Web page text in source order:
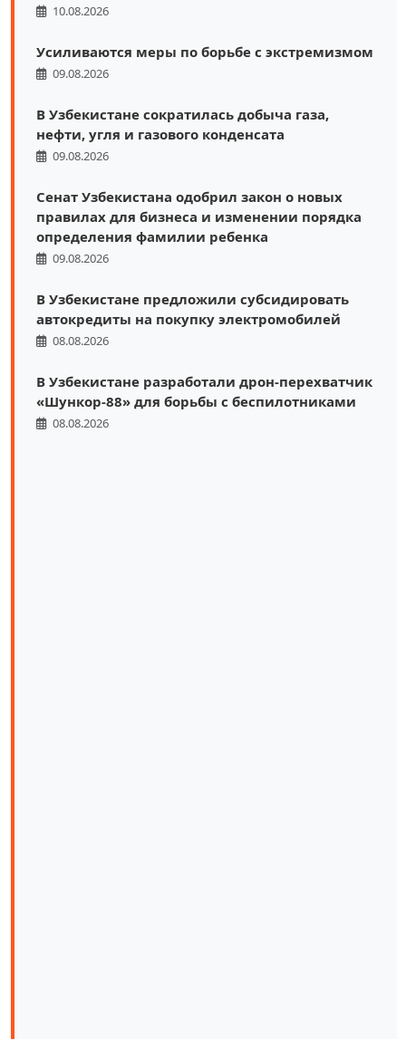
10.08.2026
Усиливаются меры по борьбе с экстремизмом
09.08.2026
В Узбекистане сократилась добыча газа,
нефти, угля и газового конденсата
09.08.2026
Сенат Узбекистана одобрил закон о новых
правилах для бизнеса и изменении порядка
определения фамилии ребенка
09.08.2026
В Узбекистане предложили субсидировать
автокредиты на покупку электромобилей
08.08.2026
В Узбекистане разработали дрон-перехватчик
«Шункор-88» для борьбы с беспилотниками
08.08.2026